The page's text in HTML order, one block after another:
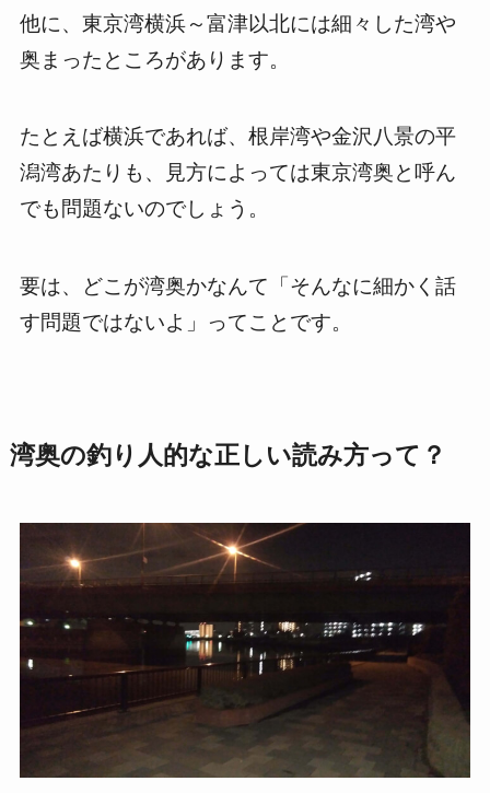
他に、東京湾横浜～富津以北には細々した湾や
奥まったところがあります。
たとえば横浜であれば、根岸湾や金沢八景の平
潟湾あたりも、見方によっては東京湾奥と呼ん
でも問題ないのでしょう。
要は、どこが湾奥かなんて「そんなに細かく話
す問題ではないよ」ってことです。
湾奥の釣り人的な正しい読み方って？